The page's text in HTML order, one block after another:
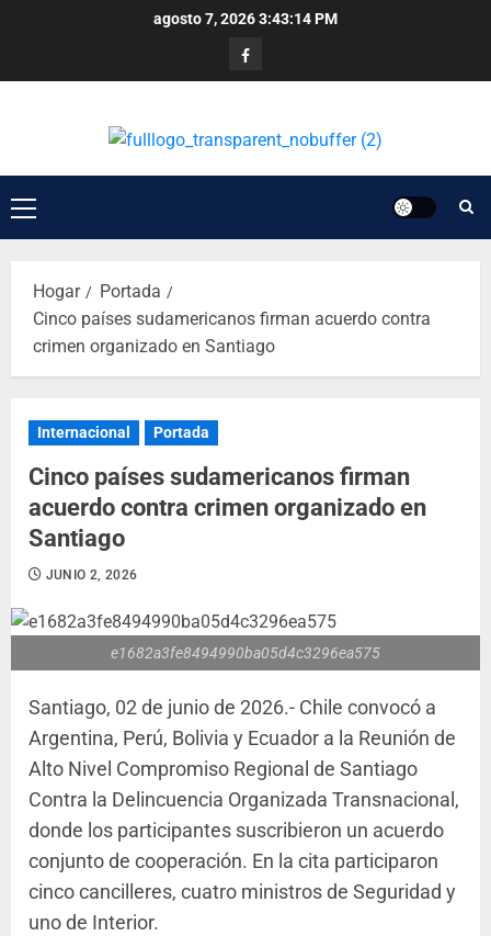
agosto 7, 20263:43:14 PM
Hogar
Portada
Cinco países sudamericanos firman acuerdo contra
crimen organizado en Santiago
Internacional Portada
Cinco países sudamericanos firman
acuerdo contra crimen organizado en
Santiago
JUNIO 2, 2026
e1682a3fe8494990ba05d4c3296ea575
Santiago, 02 de junio de 2026.- Chile convocó a
Argentina, Perú, Bolivia y Ecuador a la Reunión de
Alto Nivel Compromiso Regional de Santiago
Contra la Delincuencia Organizada Transnacional,
donde los participantes suscribieron un acuerdo
conjunto de cooperación. En la cita participaron
cinco cancilleres, cuatro ministros de Seguridad y
uno de Interior.